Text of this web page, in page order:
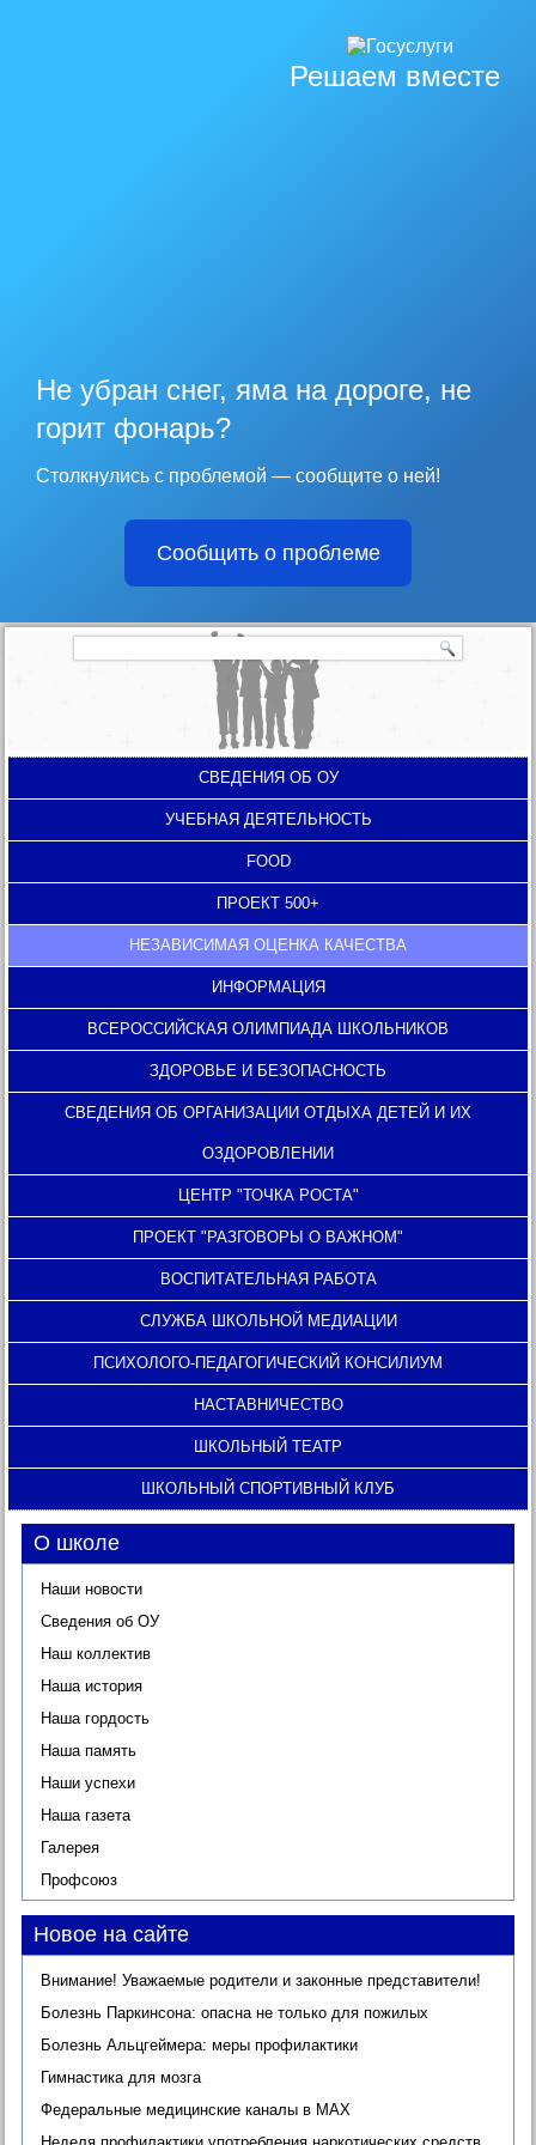
Решаем вместе
Не убран снег, яма на дороге, не
горит фонарь?
Столкнулись с проблемой — сообщите о ней!
Сообщить о проблеме
СВЕДЕНИЯ ОБ ОУ
УЧЕБНАЯ ДЕЯТЕЛЬНОСТЬ
FOOD
ПРОЕКТ 500+
НЕЗАВИСИМАЯ ОЦЕНКА КАЧЕСТВА
ИНФОРМАЦИЯ
ВСЕРОССИЙСКАЯ ОЛИМПИАДА ШКОЛЬНИКОВ
ЗДОРОВЬЕ И БЕЗОПАСНОСТЬ
СВЕДЕНИЯ ОБ ОРГАНИЗАЦИИ ОТДЫХА ДЕТЕЙ И ИХ
ОЗДОРОВЛЕНИИ
ЦЕНТР "ТОЧКА РОСТА"
ПРОЕКТ "РАЗГОВОРЫ О ВАЖНОМ"
ВОСПИТАТЕЛЬНАЯ РАБОТА
СЛУЖБА ШКОЛЬНОЙ МЕДИАЦИИ
ПСИХОЛОГО-ПЕДАГОГИЧЕСКИЙ КОНСИЛИУМ
НАСТАВНИЧЕСТВО
ШКОЛЬНЫЙ ТЕАТР
ШКОЛЬНЫЙ СПОРТИВНЫЙ КЛУБ
О школе
Наши новости
Сведения об ОУ
Наш коллектив
Наша история
Наша гордость
Наша память
Наши успехи
Наша газета
Галерея
Профсоюз
Новое на сайте
Внимание! Уважаемые родители и законные представители!
Болезнь Паркинсона: опасна не только для пожилых
Болезнь Альцгеймера: меры профилактики
Гимнастика для мозга
Федеральные медицинские каналы в МАХ